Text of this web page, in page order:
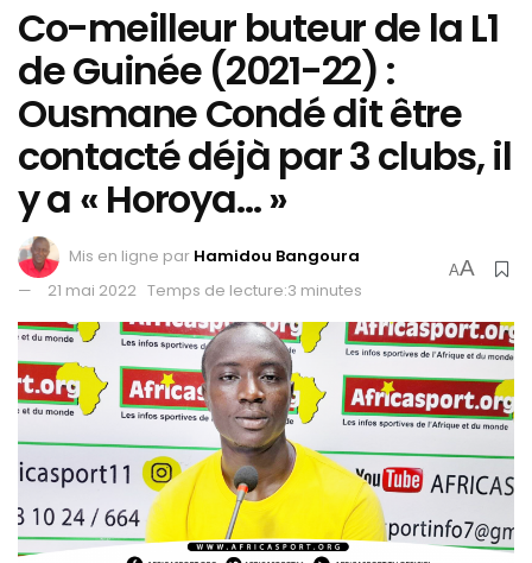
Co-meilleur buteur de la L1
de Guinée (2021-22) :
Ousmane Condé dit être
contacté déjà par 3 clubs, il
y a « Horoya… »
Mis en ligne par Hamidou Bangoura
21 mai 2022 Temps de lecture:3 minutes
AA